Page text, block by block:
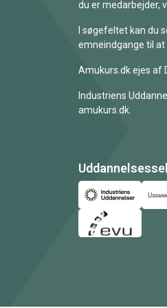
du er medarbejder,
I søgefeltet kan du
emneindgange til
Amukurs.dk ejes af
Industriens
amukurs.dk.